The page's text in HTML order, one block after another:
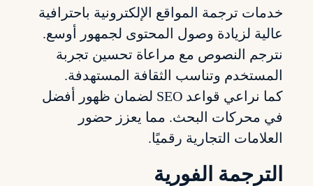
خدمات ترجمة المواقع الإلكترونية باحترافية
عالية لزيادة وصول المحتوى لجمهور أوسع.
نترجم النصوص مع مراعاة تحسين تجربة
المستخدم وتناسب الثقافة المستهدفة.
كما نراعي قواعد SEO لضمان ظهور أفضل
في محركات البحث. مما يعزز حضور
العلامات التجارية رقميًا.
الترجمة الفورية